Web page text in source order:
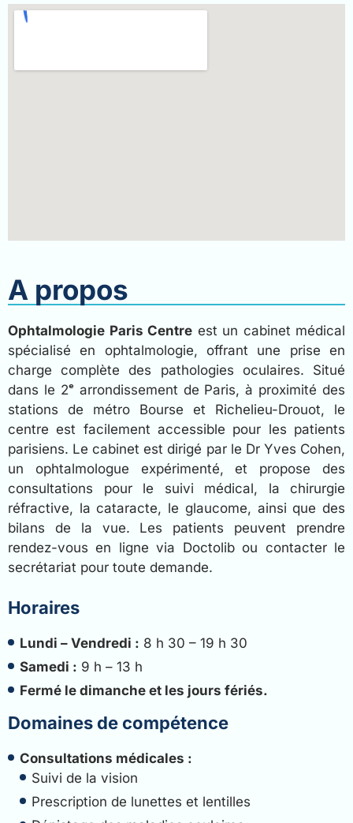
A propos
Ophtalmologie Paris Centre est un cabinet médical
spécialisé en ophtalmologie, offrant une prise en
charge complète des pathologies oculaires. Situé
dans le 2ᵉ arrondissement de Paris, à proximité des
stations de métro Bourse et Richelieu-Drouot, le
centre est facilement accessible pour les patients
parisiens. Le cabinet est dirigé par le Dr Yves Cohen,
un ophtalmologue expérimenté, et propose des
consultations pour le suivi médical, la chirurgie
réfractive, la cataracte, le glaucome, ainsi que des
bilans de la vue. Les patients peuvent prendre
rendez-vous en ligne via Doctolib ou contacter le
secrétariat pour toute demande.
Horaires
Lundi – Vendredi : 8 h 30 – 19 h 30
Samedi : 9 h – 13 h
Fermé le dimanche et les jours fériés.
Domaines de compétence
Consultations médicales :
Suivi de la vision
Prescription de lunettes et lentilles